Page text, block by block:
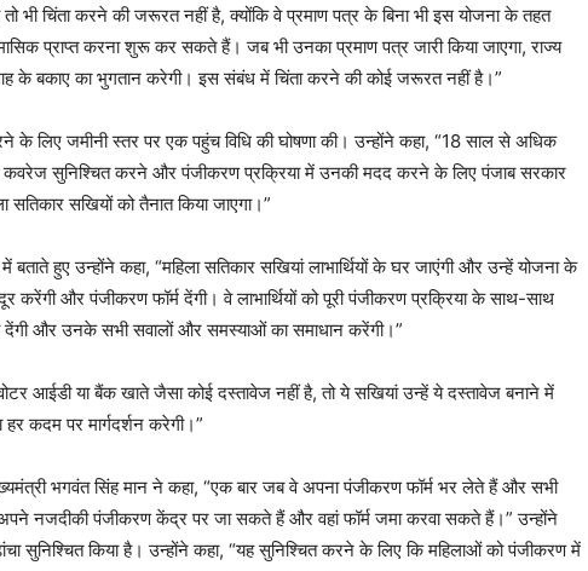
भी चिंता करने की जरूरत नहीं है, क्योंकि वे प्रमाण पत्र के बिना भी इस योजना के तहत
प्राप्त करना शुरू कर सकते हैं। जब भी उनका प्रमाण पत्र जारी किया जाएगा, राज्य
के बकाए का भुगतान करेगी। इस संबंध में चिंता करने की कोई जरूरत नहीं है।”
के लिए जमीनी स्तर पर एक पहुंच विधि की घोषणा की। उन्होंने कहा, “18 साल से अधिक
कवरेज सुनिश्चित करने और पंजीकरण प्रक्रिया में उनकी मदद करने के लिए पंजाब सरकार
सतिकार सखियों को तैनात किया जाएगा।”
बताते हुए उन्होंने कहा, “महिला सतिकार सखियां लाभार्थियों के घर जाएंगी और उन्हें योजना के
करेंगी और पंजीकरण फॉर्म देंगी। वे लाभार्थियों को पूरी पंजीकरण प्रक्रिया के साथ-साथ
देंगी और उनके सभी सवालों और समस्याओं का समाधान करेंगी।”
आईडी या बैंक खाते जैसा कोई दस्तावेज नहीं है, तो ये सखियां उन्हें ये दस्तावेज बनाने में
कदम पर मार्गदर्शन करेगी।”
भगवंत सिंह मान ने कहा, “एक बार जब वे अपना पंजीकरण फॉर्म भर लेते हैं और सभी
नजदीकी पंजीकरण केंद्र पर जा सकते हैं और वहां फॉर्म जमा करवा सकते हैं।” उन्होंने
सुनिश्चित किया है। उन्होंने कहा, “यह सुनिश्चित करने के लिए कि महिलाओं को पंजीकरण में